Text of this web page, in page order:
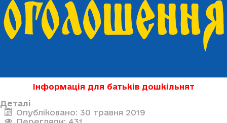
Інформація для батьків дошкільнят
Деталі
Опубліковано: 30 травня 2019